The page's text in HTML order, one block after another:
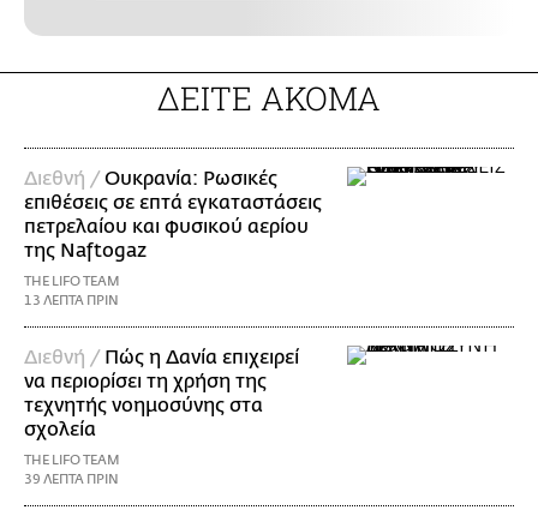
ΔΕΙΤΕ ΑΚΟΜΑ
Διεθνή /Ουκρανία: Ρωσικές
επιθέσεις σε επτά εγκαταστάσεις
πετρελαίου και φυσικού αερίου
της Naftogaz
THE LIFO TEAM
13 ΛΕΠΤΑ ΠΡΙΝ
Διεθνή / Πώς η Δανία επιχειρεί
να περιορίσει τη χρήση της
τεχνητής νοημοσύνης στα
σχολεία
THE LIFO TEAM
39 ΛΕΠΤΑ ΠΡΙΝ